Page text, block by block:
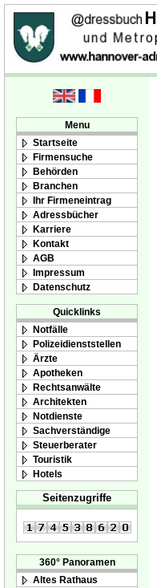
Menu
Startseite
Firmensuche
Behörden
Branchen
Ihr Firmeneintrag
Adressbücher
Karriere
Kontakt
AGB
Impressum
Datenschutz
Quicklinks
Notfälle
Polizeidienststellen
Ärzte
Apotheken
Rechtsanwälte
Architekten
Notdienste
Sachverständige
Steuerberater
Touristik
Hotels
Seitenzugriffe
360° Panoramen
Altes Rathaus